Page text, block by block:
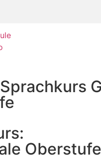
Oberstufe